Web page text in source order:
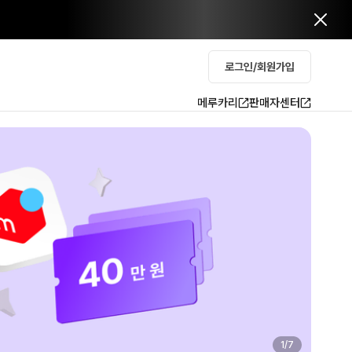
로그인/회원가입
메루카리 판매자센터
2/7